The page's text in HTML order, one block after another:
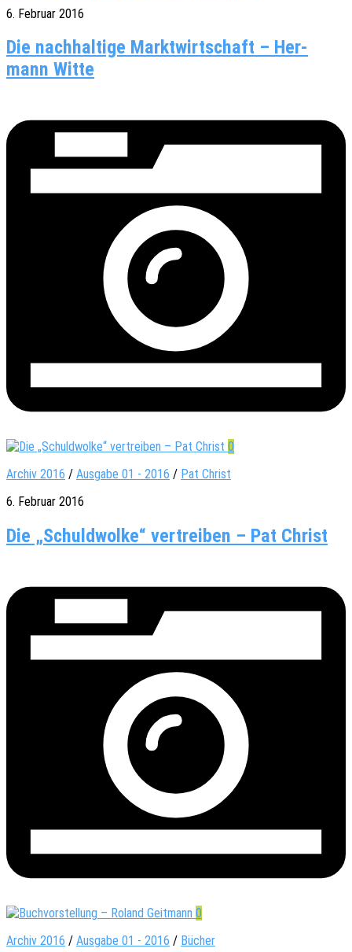
6. Februar 2016
Die nach­hal­tige Markt­wirt­schaft – Her­
mann Witte
0
Archiv 2016 / Ausgabe 01 - 2016 / Pat Christ
6. Februar 2016
Die „Schuld­wolke“ ver­trei­ben – Pat Christ
0
Archiv 2016 / Ausgabe 01 - 2016 / Bücher